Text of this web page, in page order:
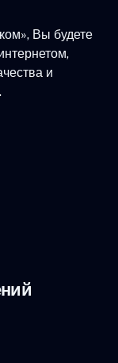
Вы будете
и